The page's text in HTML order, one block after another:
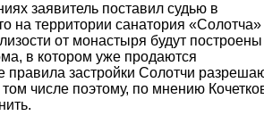
заявитель поставил судью в
на территории санатория «Солотча»
от монастыря будут построены
в котором уже продаются
застройки Солотчи
том числе поэтому, по мнению